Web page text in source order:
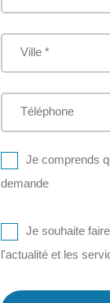
Ville *
Téléphone
Je comprends
demande
Je souhaite
l'actualité et les